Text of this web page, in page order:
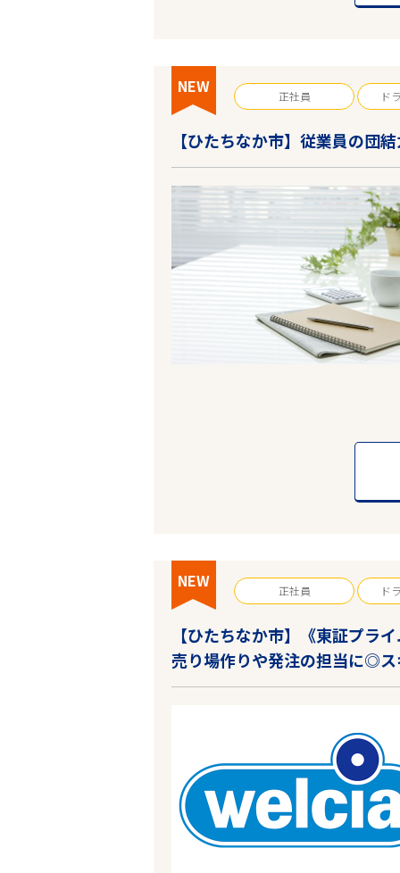
NEW 正社員 ド
【ひたちなか市】従業員の団
NEW 正社員 ド
【ひたちなか市】《東証プラ
売り場作りや発注の担当に◎ス